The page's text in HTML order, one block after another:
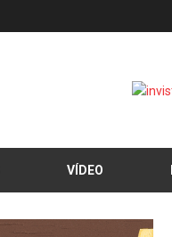
VÍDEO